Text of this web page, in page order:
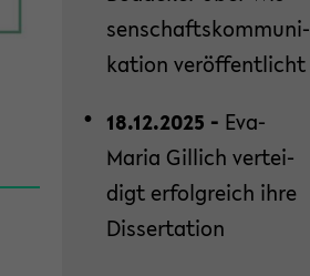
sen­schafts­kom­mu­ni­
ka­ti­on ver­öf­fent­licht
18.12.2025 - Eva-​
Maria Gil­lich ver­tei­
digt er­folg­reich ihre
Dis­ser­ta­ti­on